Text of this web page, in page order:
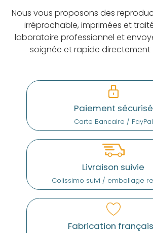
Nous vous proposons des
irréprochable, imprimées et
laboratoire professionnel et
soignée et rapide directement
Paiement sécurisé
Carte Bancaire / PayPal
Livraison suivie
Colissimo suivi / emballage
Fabrication